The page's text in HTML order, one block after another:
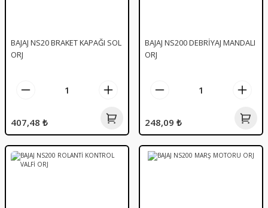
BAJAJ NS20 BRAKET KAPAĞI SOL
ORJ
407,48 ₺
BAJAJ NS200 DEBRİYAJ MANDALI
ORJ
248,09 ₺